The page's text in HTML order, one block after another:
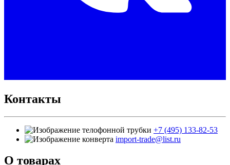
Контакты
+7 (495) 133-82-53
import-trade@list.ru
О товарах